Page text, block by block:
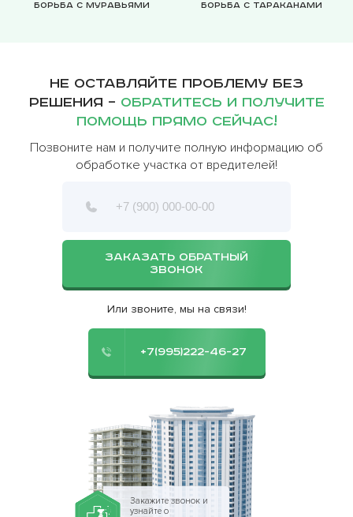
Борьба с муравьями Борьба с тараканами
Не оставляйте проблему без
решения – обратитесь и получите
помощь прямо сейчас!
Позвоните нам и получите полную информацию об
обработке участка от вредителей!
ЗАКАЗАТЬ ОБРАТНЫЙ
ЗВОНОК
Или звоните, мы на связи!
+7(995)222-46-27
Закажите звонок и
узнайте о